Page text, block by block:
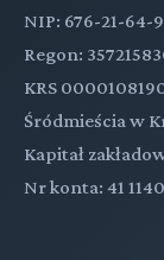
NIP: 676-21-64-
Regon:
KRS
Śródmieścia w
Kapitał
Nr konta: 41